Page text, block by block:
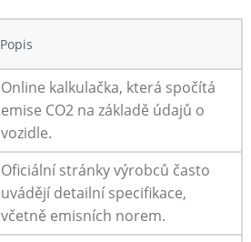
Popis
Online ⁢kalkulačka, která spočítá
emise CO2 na základě údajů o⁣
vozidle.
Oficiální‍ stránky výrobců často
‌uvádějí detailní⁤ specifikace,
včetně emisních​ norem.